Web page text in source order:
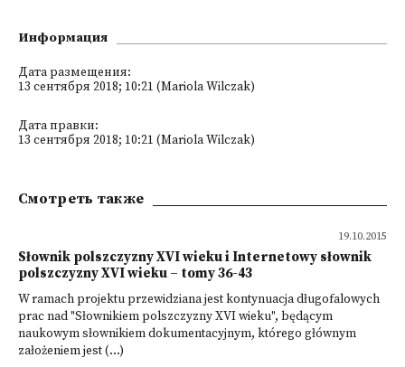
Информация
Дата размещения:
13 сентября 2018; 10:21 (Mariola Wilczak)
Дата правки:
13 сентября 2018; 10:21 (Mariola Wilczak)
Смотреть также
19.10.2015
Słownik polszczyzny XVI wieku i Internetowy słownik
polszczyzny XVI wieku – tomy 36-43
W ramach projektu przewidziana jest kontynuacja długofalowych
prac nad "Słownikiem polszczyzny XVI wieku", będącym
naukowym słownikiem dokumentacyjnym, którego głównym
założeniem jest (...)